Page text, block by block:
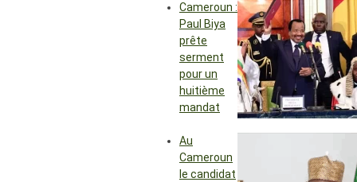
Cameroun :
Paul Biya
prête
serment
pour un
huitième
mandat
Au
Cameroun
le candidat